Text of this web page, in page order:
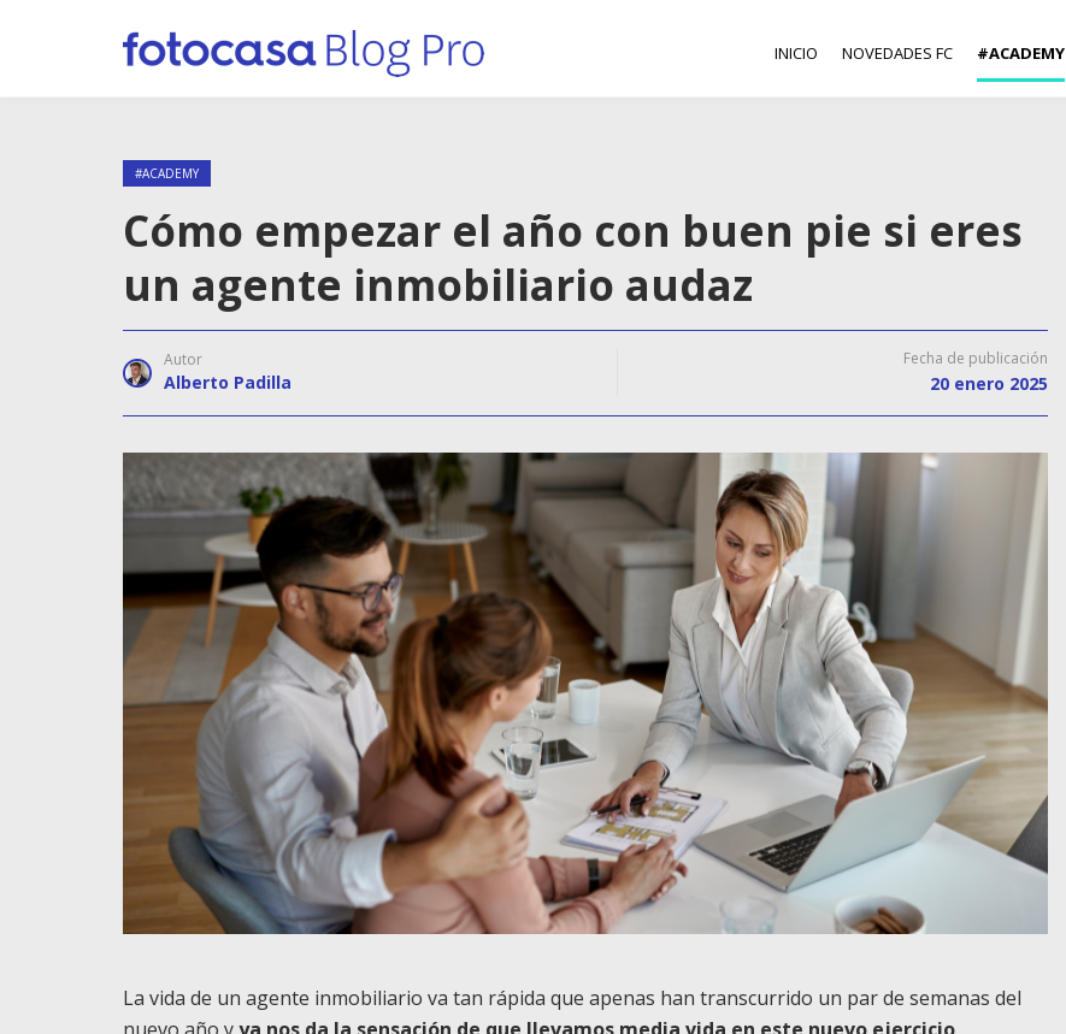
INICIO NOVEDADES FC #ACADEMY
#ACADEMY
Cómo empezar el año con buen pie si eres
un agente inmobiliario audaz
Autor
Alberto Padilla
Fecha de publicación
20 enero 2025
La vida de un agente inmobiliario va tan rápida que apenas han transcurrido un par de semanas del